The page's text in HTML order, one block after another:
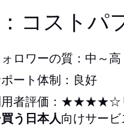
コストパ
ロワーの質：中～高
ート体制：良好
者評価：★★★★☆リ
う日本人向けサービ